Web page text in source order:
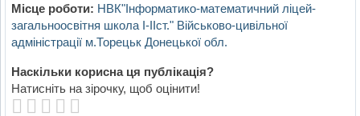
Місце роботи: НВК"Інформатико-математичний ліцей-
загальноосвітня школа І-ІІст." Військово-цивільної
адміністрації м.Торецьк Донецької обл.
Наскільки корисна ця публікація?
Натисніть на зірочку, щоб оцінити!